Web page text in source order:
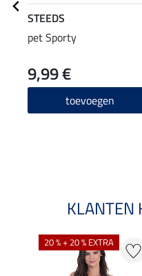
STEEDS
pet Sporty
9,99 €
toevoegen
KLANTEN
20 % + 20 % EXTRA